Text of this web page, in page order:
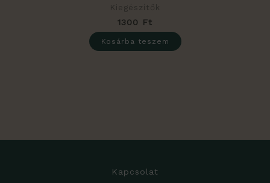
Kiegészítők
1300
Ft
Kosárba teszem
Kapcsolat